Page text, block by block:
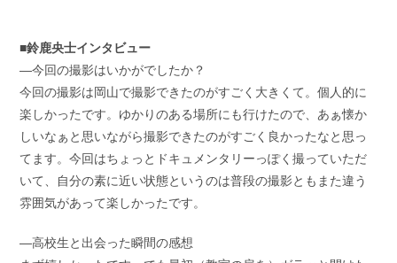
■鈴鹿央士インタビュー
―今回の撮影はいかがでしたか？
今回の撮影は岡山で撮影できたのがすごく大きくて。個人的に
楽しかったです。ゆかりのある場所にも行けたので、あぁ懐か
しいなぁと思いながら撮影できたのがすごく良かったなと思っ
てます。今回はちょっとドキュメンタリーっぽく撮っていただ
いて、自分の素に近い状態というのは普段の撮影ともまた違う
雰囲気があって楽しかったです。
―高校生と出会った瞬間の感想